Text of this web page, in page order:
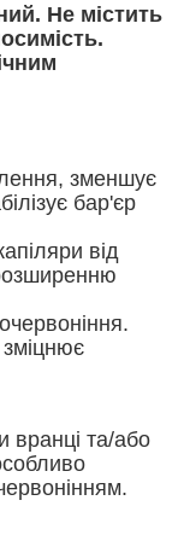
Не містить
зменшує
бар'єр
від
вранці та/або